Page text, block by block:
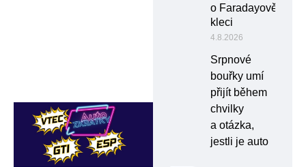
o Faradayově
kleci
4.8.2026
Srpnové
bouřky umí
přijít během
chvilky
a otázka,
jestli je auto